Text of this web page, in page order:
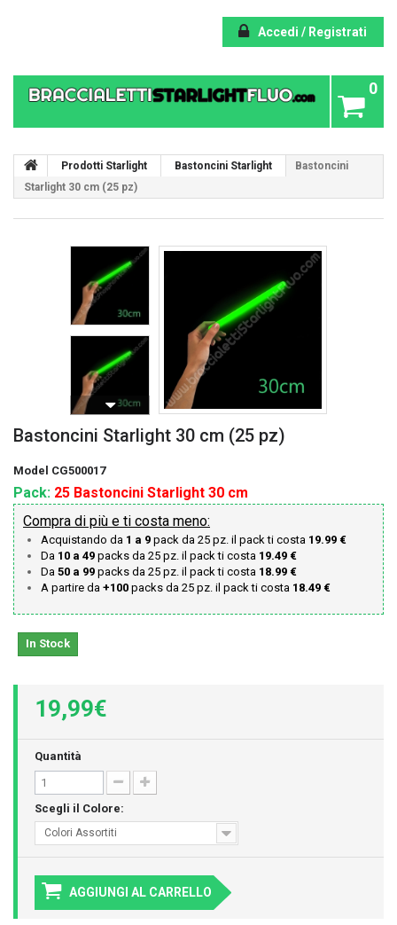
Accedi / Registrati
0
Prodotti Starlight Bastoncini Starlight
Bastoncini
Starlight 30 cm (25 pz)
Bastoncini Starlight 30 cm (25 pz)
Model CG500017
Pack: 25 Bastoncini Starlight 30 cm
Compra di più e ti costa meno:
Acquistando da 1 a 9 pack da 25 pz. il pack ti costa 19.99 €
Da 10 a 49 packs da 25 pz. il pack ti costa 19.49 €
Da 50 a 99 packs da 25 pz. il pack ti costa 18.99 €
A partire da +100 packs da 25 pz. il pack ti costa 18.49 €
In Stock
19,99€
Quantità
Scegli il Colore:
Colori Assortiti
AGGIUNGI AL CARRELLO